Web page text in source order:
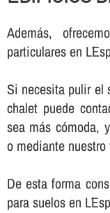
Además,
particulares en
Si necesita pulir el
chalet puede
sea más cómoda,
o mediante
De esta forma
para suelos en